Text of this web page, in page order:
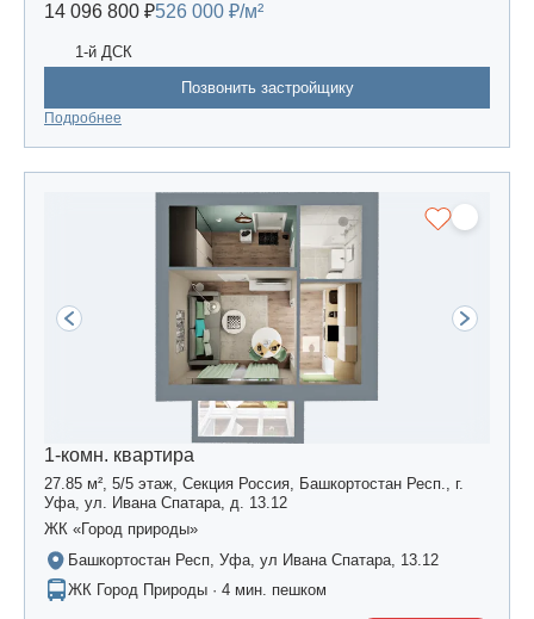
14 096 800 ₽526 000 ₽/м²
1-й ДСК
Позвонить застройщику
Подробнее
1-комн. квартира
27.85 м², 5/5 этаж, Секция Россия, Башкортостан Респ., г.
Уфа, ул. Ивана Спатара, д. 13.12
ЖК «Город природы»
Башкортостан Респ, Уфа, ул Ивана Спатара, 13.12
ЖК Город Природы · 4 мин. пешком